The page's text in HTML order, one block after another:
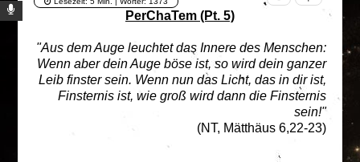
PerChaTem (Pt. 5)
"Aus dem Auge leuchtet das Innere des Menschen:
Wenn aber dein Auge böse ist, so wird dein ganzer
Leib finster sein. Wenn nun das Licht, das in dir ist,
Finsternis ist, wie groß wird dann die Finsternis
sein!"
(NT, Mätthäus 6,22-23)